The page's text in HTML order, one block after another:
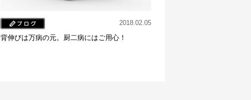
2018.02.05
背伸びは万病の元。厨二病にはご用心！